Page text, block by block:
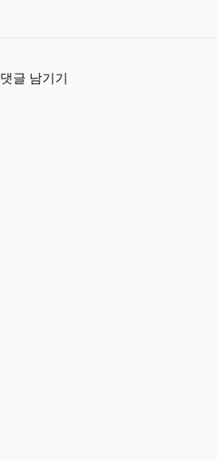
댓글 남기기